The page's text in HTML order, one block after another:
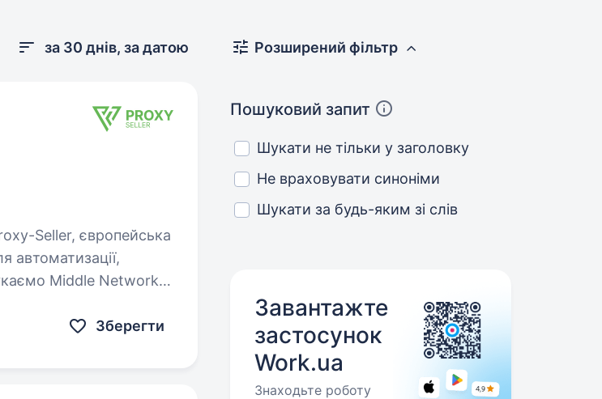
за 30 днів, за датою
автоматизації,
Middle Network
Зберегти
Розширений фільтр
Пошуковий запит
Шукати не тільки у заголовку
Не враховувати синоніми
Шукати за будь-яким зі слів
Завантажте
застосунок
Work.ua
Знаходьте роботу